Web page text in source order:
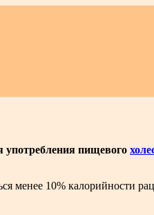
употребления пищевого
менее 10% калорийности